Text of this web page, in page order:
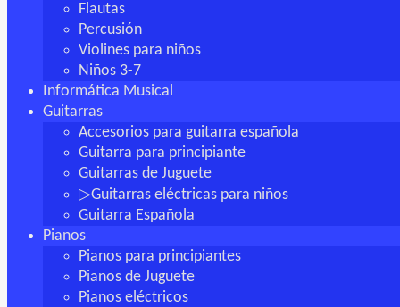
Flautas
Percusión
Violines para niños
Niños 3-7
Informática Musical
Guitarras
Accesorios para guitarra española
Guitarra para principiante
Guitarras de Juguete
▷Guitarras eléctricas para niños
Guitarra Española
Pianos
Pianos para principiantes
Pianos de Juguete
Pianos eléctricos